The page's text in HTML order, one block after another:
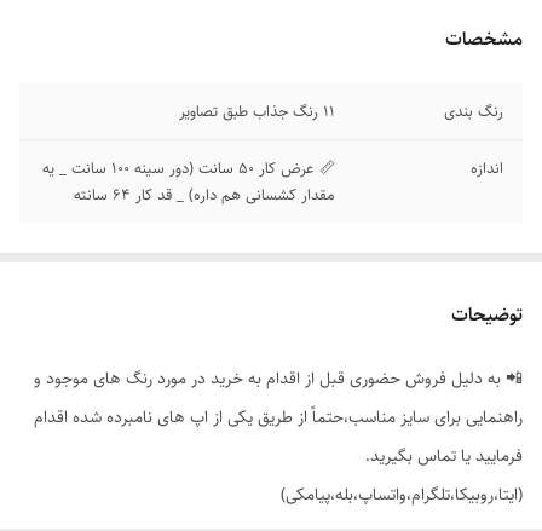
مشخصات
رنگ بندی 11 رنگ جذاب طبق تصاویر
اندازه
📏 عرض کار 50 سانت (دور سینه 100 سانت _ یه
مقدار کشسانی هم داره) _ قد کار 64 سانته
توضیحات
📲 به دلیل فروش حضوری قبل از اقدام به خرید در مورد رنگ های موجود و
راهنمایی برای سایز مناسب،حتماً از طریق یکی از اپ های نامبرده شده اقدام
فرمایید یا تماس بگیرید.
(ایتا،روبیکا،تلگرام،واتساپ،بله،پیامکی)